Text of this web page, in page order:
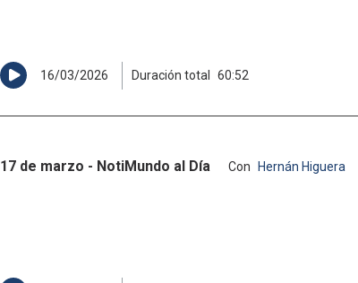
16/03/2026 Duración total 60:52
17 de marzo - NotiMundo al Día Con Hernán Higuera